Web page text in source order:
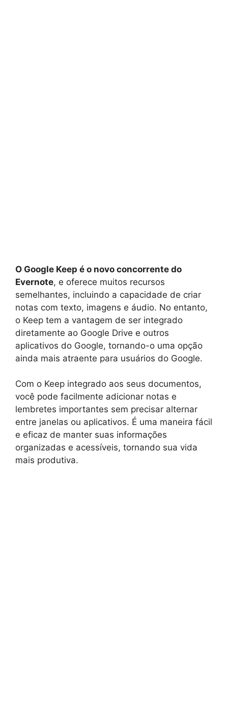
O Google Keep é o novo concorrente do
Evernote, e oferece muitos recursos
semelhantes, incluindo a capacidade de criar
notas com texto, imagens e áudio. No entanto,
o Keep tem a vantagem de ser integrado
diretamente ao Google Drive e outros
aplicativos do Google, tornando-o uma opção
ainda mais atraente para usuários do Google.
Com o Keep integrado aos seus documentos,
você pode facilmente adicionar notas e
lembretes importantes sem precisar alternar
entre janelas ou aplicativos. É uma maneira fácil
e eficaz de manter suas informações
organizadas e acessíveis, tornando sua vida
mais produtiva.